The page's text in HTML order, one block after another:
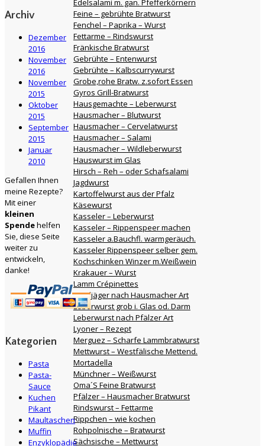
Edelsalami m. gan. Pfefferkörnern
Feine – gebrühte Bratwurst
Fenchel – Paprika – Wurst
Fettarme – Rindswurst
Fränkische Bratwurst
Gebrühte – Entenwurst
Gebrühte – Kalbscurrywurst
Grobe,rohe Bratw. z.sofort Essen
Gyros Grill-Bratwurst
Hausgemachte – Leberwurst
Hausmacher – Blutwurst
Hausmacher – Cervelatwurst
Hausmacher – Salami
Hausmacher – Wildleberwurst
Hauswurst im Glas
Hirsch – Reh – oder Schafsalami
Jagdwurst
Kartoffelwurst aus der Pfalz
Käsewurst
Kasseler – Leberwurst
Kasseler – Rippenspeer machen
Kasseler a.Bauchfl. warmgeräuch.
Kasseler Rippenspeer selber gem.
Kochschinken Winzer m.Weißwein
Krakauer – Wurst
Lamm Crépinettes
Landjäger nach Hausmacher Art
Leberwurst grob i. Glas od. Darm
Leberwurst nach Pfälzer Art
Lyoner – Rezept
Merguez – Scharfe Lammbratwurst
Mettwurst – Westfälische Mettend.
Mortadella
Münchner – Weißwurst
Oma´S Feine Bratwurst
Pfälzer – Hausmacher Bratwurst
Rindswurst – Fettarme
Rippchen – wie kochen
Rohpolnische – Bratwurst
Sächsische – Mettwurst
Archiv
Dezember
2016
November
2016
November
2015
Oktober
2015
September
2015
Januar
2010
Gefallen Ihnen
meine Rezepte?
Mit einer
kleinen
Spendehelfen
Sie, diese Seite
weiter zu
entwickeln,
danke!
Kategorien
Pasta
Pasta-
Sauce
Kuchen
Pikant
Maultaschen
Muffin
Enzyklopädie